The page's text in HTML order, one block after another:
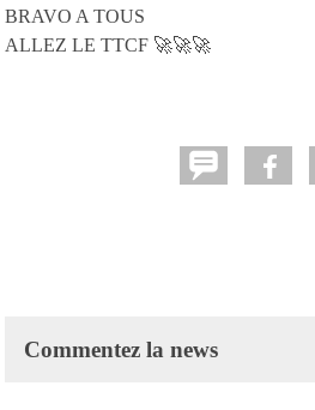
BRAVO A TOUS
ALLEZ LE TTCF 🚀🚀🚀
Commentez la news